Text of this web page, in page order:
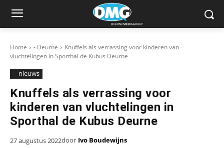
Home - Deurne
Knuffels als verrassing voor kinderen van
vluchtelingen in Sporthal de Kubus Deurne
-- nieuws
Knuffels als verrassing voor
kinderen van vluchtelingen in
Sporthal de Kubus Deurne
27 augustus 2022door Ivo Boudewijns